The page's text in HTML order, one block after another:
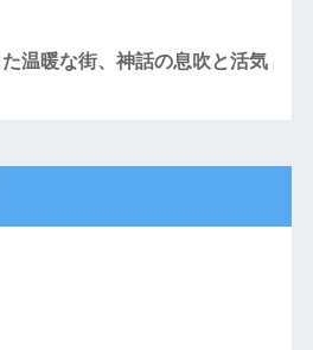
温暖な街、神話の息吹と活気